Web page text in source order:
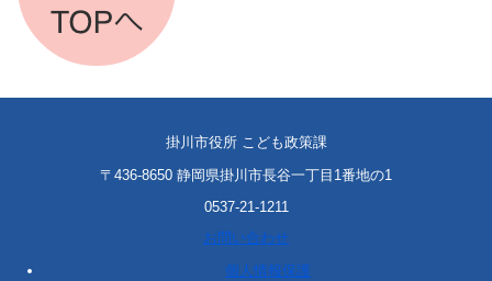
掛川市役所 こども政策課
〒436-8650 静岡県掛川市長谷一丁目1番地の1
0537-21-1211
お問い合わせ
個人情報保護